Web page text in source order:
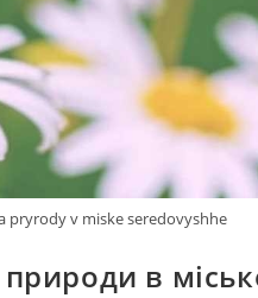
pryrody v miske seredovyshhe
в